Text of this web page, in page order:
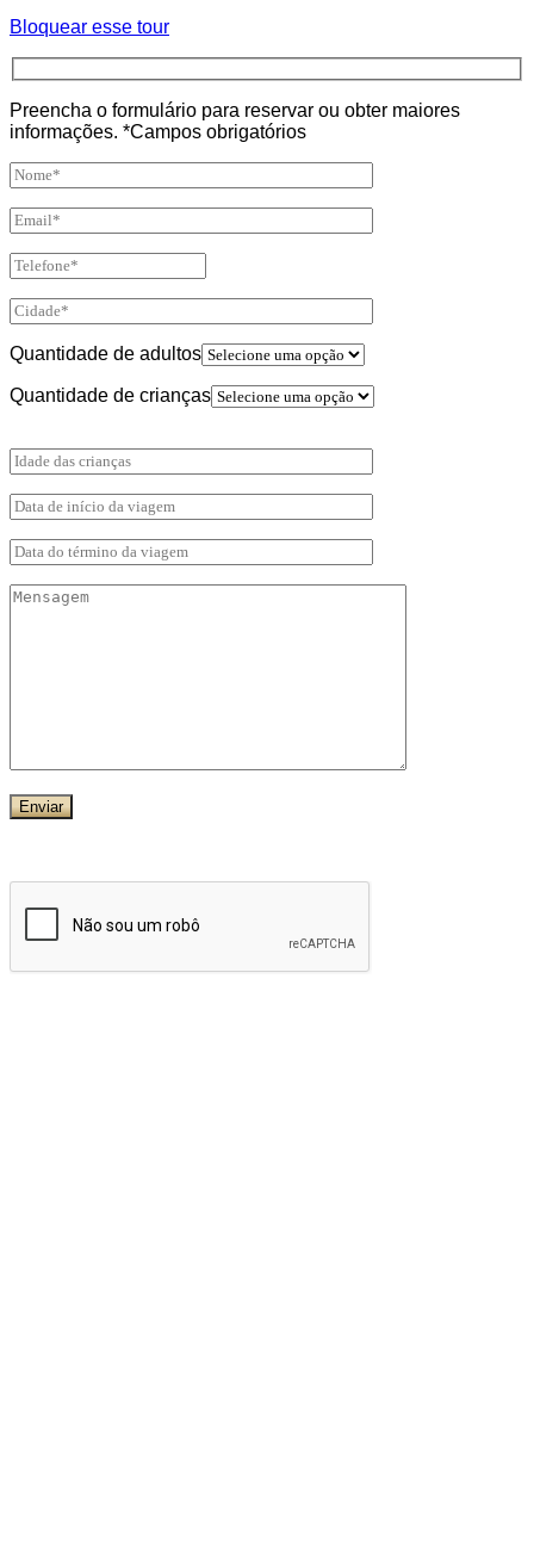
Bloquear esse tour
Preencha o formulário para reservar ou obter maiores
informações. *Campos obrigatórios
Quantidade de adultos
Quantidade de crianças